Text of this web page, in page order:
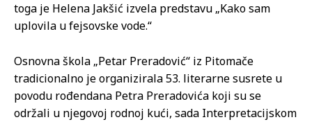
toga je Helena Jakšić izvela predstavu „Kako sam
uplovila u fejsovske vode.“
Osnovna škola „Petar Preradović“ iz Pitomače
tradicionalno je organizirala 53. literarne susrete u
povodu rođendana Petra Preradovića koji su se
održali u njegovoj rodnoj kući, sada Interpretacijskom